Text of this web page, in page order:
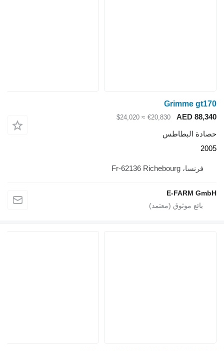
Grimme gt170
AED 88,340
€20,830
≈ $24,020
حصادة البطاطس
2005
فرنسا، Fr-62136 Richebourg
E-FARM GmbH